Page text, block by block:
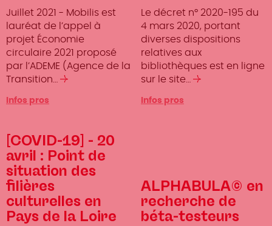
Juillet 2021 - Mobilis est
lauréat de l’appel à
projet Économie
circulaire 2021 proposé
par l’ADEME (Agence de la
Transition…
Infos pros
Le décret n° 2020-195 du
4 mars 2020, portant
diverses dispositions
relatives aux
bibliothèques est en ligne
sur le site…
Infos pros
[COVID-19] - 20
avril : Point de
situation des
filières
culturelles en
Pays de la Loire
ALPHABULA© en
recherche de
béta-testeurs